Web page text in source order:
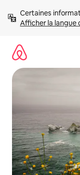
directement
Afficher la langue